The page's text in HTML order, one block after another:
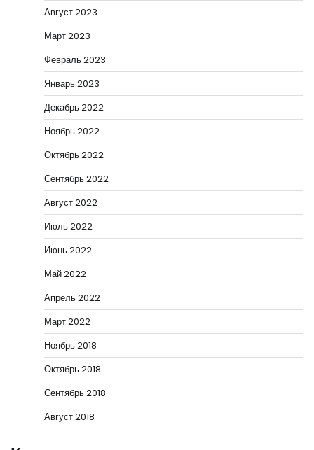
Август 2023
Март 2023
Февраль 2023
Январь 2023
Декабрь 2022
Ноябрь 2022
Октябрь 2022
Сентябрь 2022
Август 2022
Июль 2022
Июнь 2022
Май 2022
Апрель 2022
Март 2022
Ноябрь 2018
Октябрь 2018
Сентябрь 2018
Август 2018